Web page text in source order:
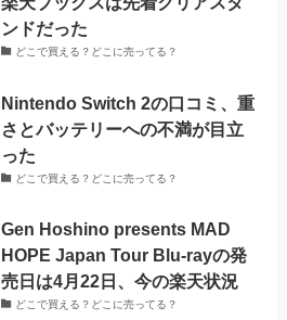
ンドだった
どこで買える？どこに売ってる？
Nintendo Switch 2の口コミ、重
さとバッテリーへの不満が目立
った
どこで買える？どこに売ってる？
Gen Hoshino presents MAD
HOPE Japan Tour Blu-rayの発
売日は4月22日、今の楽天状況
どこで買える？どこに売ってる？